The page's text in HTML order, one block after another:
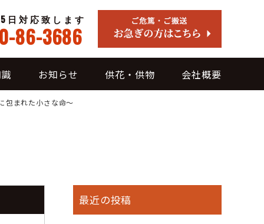
日対応致します
86-3686
お知らせ 供花・供物 会社概要
包まれた小さな命～
最近の投稿